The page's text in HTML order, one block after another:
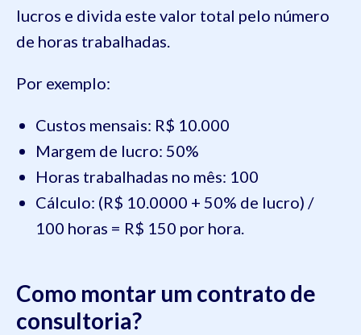
lucros e divida este valor total pelo número
de horas trabalhadas.
Por exemplo:
Custos mensais: R$ 10.000
Margem de lucro: 50%
Horas trabalhadas no mês: 100
Cálculo: (R$ 10.0000 + 50% de lucro) /
100 horas = R$ 150 por hora.
Como montar um contrato de
consultoria?